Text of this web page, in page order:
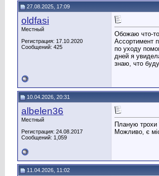
27.08.2025, 17:09
oldfasi
Местный
Регистрация: 17.10.2020
Сообщений: 425
Обожаю что-
Ассортимент
по уходу
дней я
знаю, что
10.04.2026, 20:31
albelen36
Местный
Регистрация: 24.08.2017
Сообщений: 1,059
Планую трохи
Можливо, є
11.04.2026, 11:02